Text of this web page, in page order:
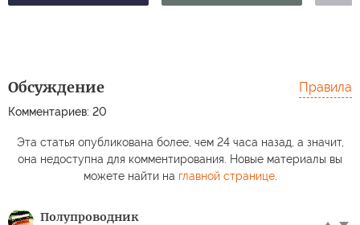
Обсуждение
Комментариев: 20
Правила
Эта статья опубликована более, чем 24 часа назад, а значит,
она недоступна для комментирования. Новые материалы вы
можете найти на главной странице.
Полупроводник